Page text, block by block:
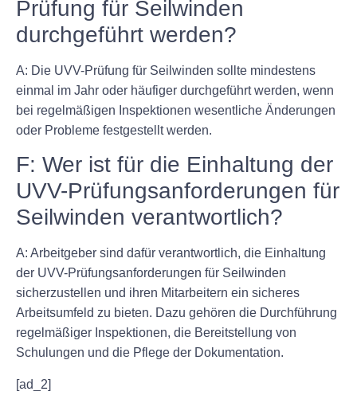
Prüfung für Seilwinden
durchgeführt werden?
A: Die UVV-Prüfung für Seilwinden sollte mindestens
einmal im Jahr oder häufiger durchgeführt werden, wenn
bei regelmäßigen Inspektionen wesentliche Änderungen
oder Probleme festgestellt werden.
F: Wer ist für die Einhaltung der
UVV-Prüfungsanforderungen für
Seilwinden verantwortlich?
A: Arbeitgeber sind dafür verantwortlich, die Einhaltung
der UVV-Prüfungsanforderungen für Seilwinden
sicherzustellen und ihren Mitarbeitern ein sicheres
Arbeitsumfeld zu bieten. Dazu gehören die Durchführung
regelmäßiger Inspektionen, die Bereitstellung von
Schulungen und die Pflege der Dokumentation.
[ad_2]